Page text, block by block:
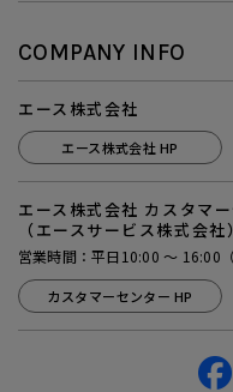
COMPANY INFO
エース株式会社
エース株式会社 HP
エース株式会社 カスタマ
（エースサービス株式会社）
営業時間：平日10:00 ～ 16:00
カスタマーセンター HP